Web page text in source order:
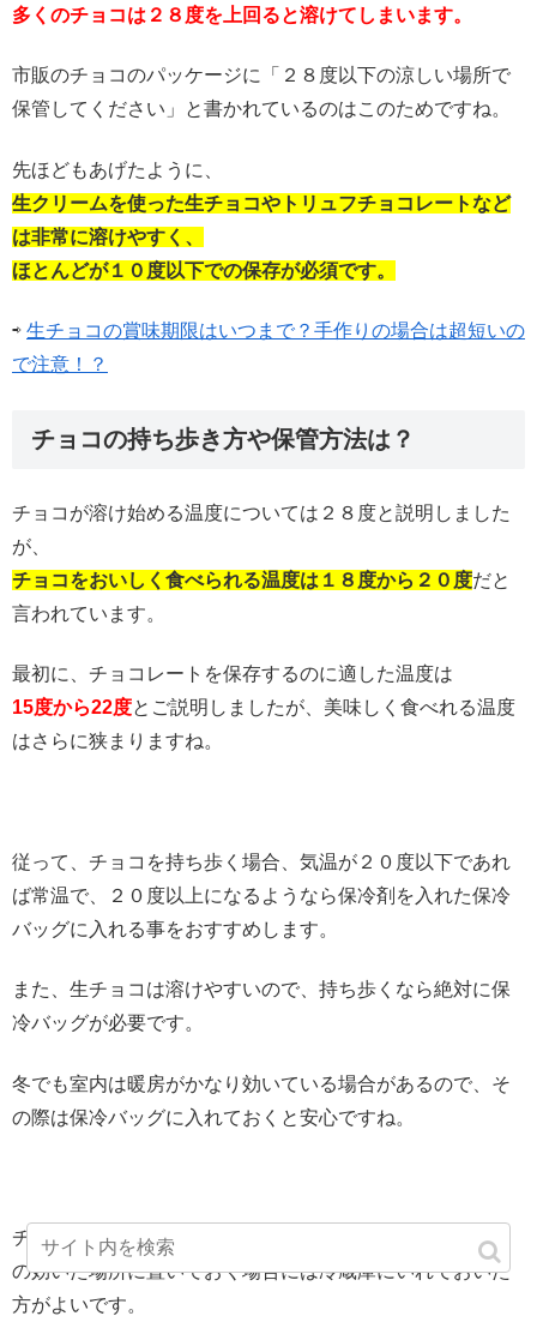
多くのチョコは２８度を上回ると溶けてしまいます。
市販のチョコのパッケージに「２８度以下の涼しい場所で
保管してください」と書かれているのはこのためですね。
先ほどもあげたように、
生クリームを使った生チョコやトリュフチョコレートなど
は非常に溶けやすく、
ほとんどが１０度以下での保存が必須です。
⇨ 生チョコの賞味期限はいつまで？手作りの場合は超短いの
で注意！？
チョコの持ち歩き方や保管方法は？
チョコが溶け始める温度については２８度と説明しました
が、
チョコをおいしく食べられる温度は１８度から２０度だと
言われています。
最初に、チョコレートを保存するのに適した温度は
15度から22度とご説明しましたが、美味しく食べれる温度
はさらに狭まりますね。
従って、チョコを持ち歩く場合、気温が２０度以下であれ
ば常温で、２０度以上になるようなら保冷剤を入れた保冷
バッグに入れる事をおすすめします。
また、生チョコは溶けやすいので、持ち歩くなら絶対に保
冷バッグが必要です。
冬でも室内は暖房がかなり効いている場合があるので、そ
の際は保冷バッグに入れておくと安心ですね。
チョコの保管は、夏以外であれば常温が適温ですが、暖房
の効いた場所に置いておく場合には冷蔵庫にいれておいた
方がよいです。